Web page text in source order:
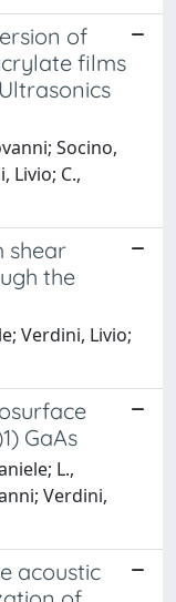
of
films
Socino,
Livio; C.,
shear
the
Verdini, Livio;
GaAs
L.,
Verdini,
acoustic